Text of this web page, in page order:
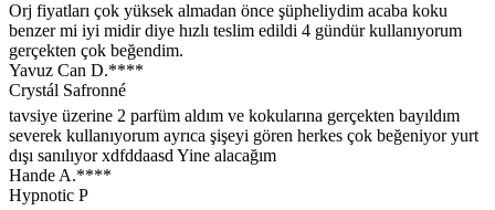
Orj fiyatları çok yüksek almadan önce şüpheliydim acaba koku
benzer mi iyi midir diye hızlı teslim edildi 4 gündür kullanıyorum
gerçekten çok beğendim.
Yavuz Can D.****
Crystál Safronné
tavsiye üzerine 2 parfüm aldım ve kokularına gerçekten bayıldım
severek kullanıyorum ayrıca şişeyi gören herkes çok beğeniyor yurt
dışı sanılıyor xdfddaasd Yine alacağım
Hande A.****
Hypnotic P